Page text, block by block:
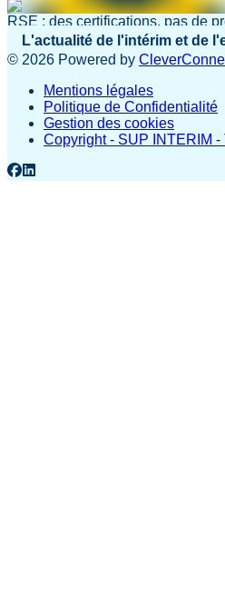
RSE : des certifications, pas de
L'actualité de l'intérim et de
© 2026 Powered by
Mentions légales
Politique de Confidentialité
Gestion des cookies
Copyright - SUP INTERIM -